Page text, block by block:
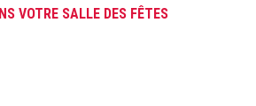
VOTRE SALLE DES FÊTES